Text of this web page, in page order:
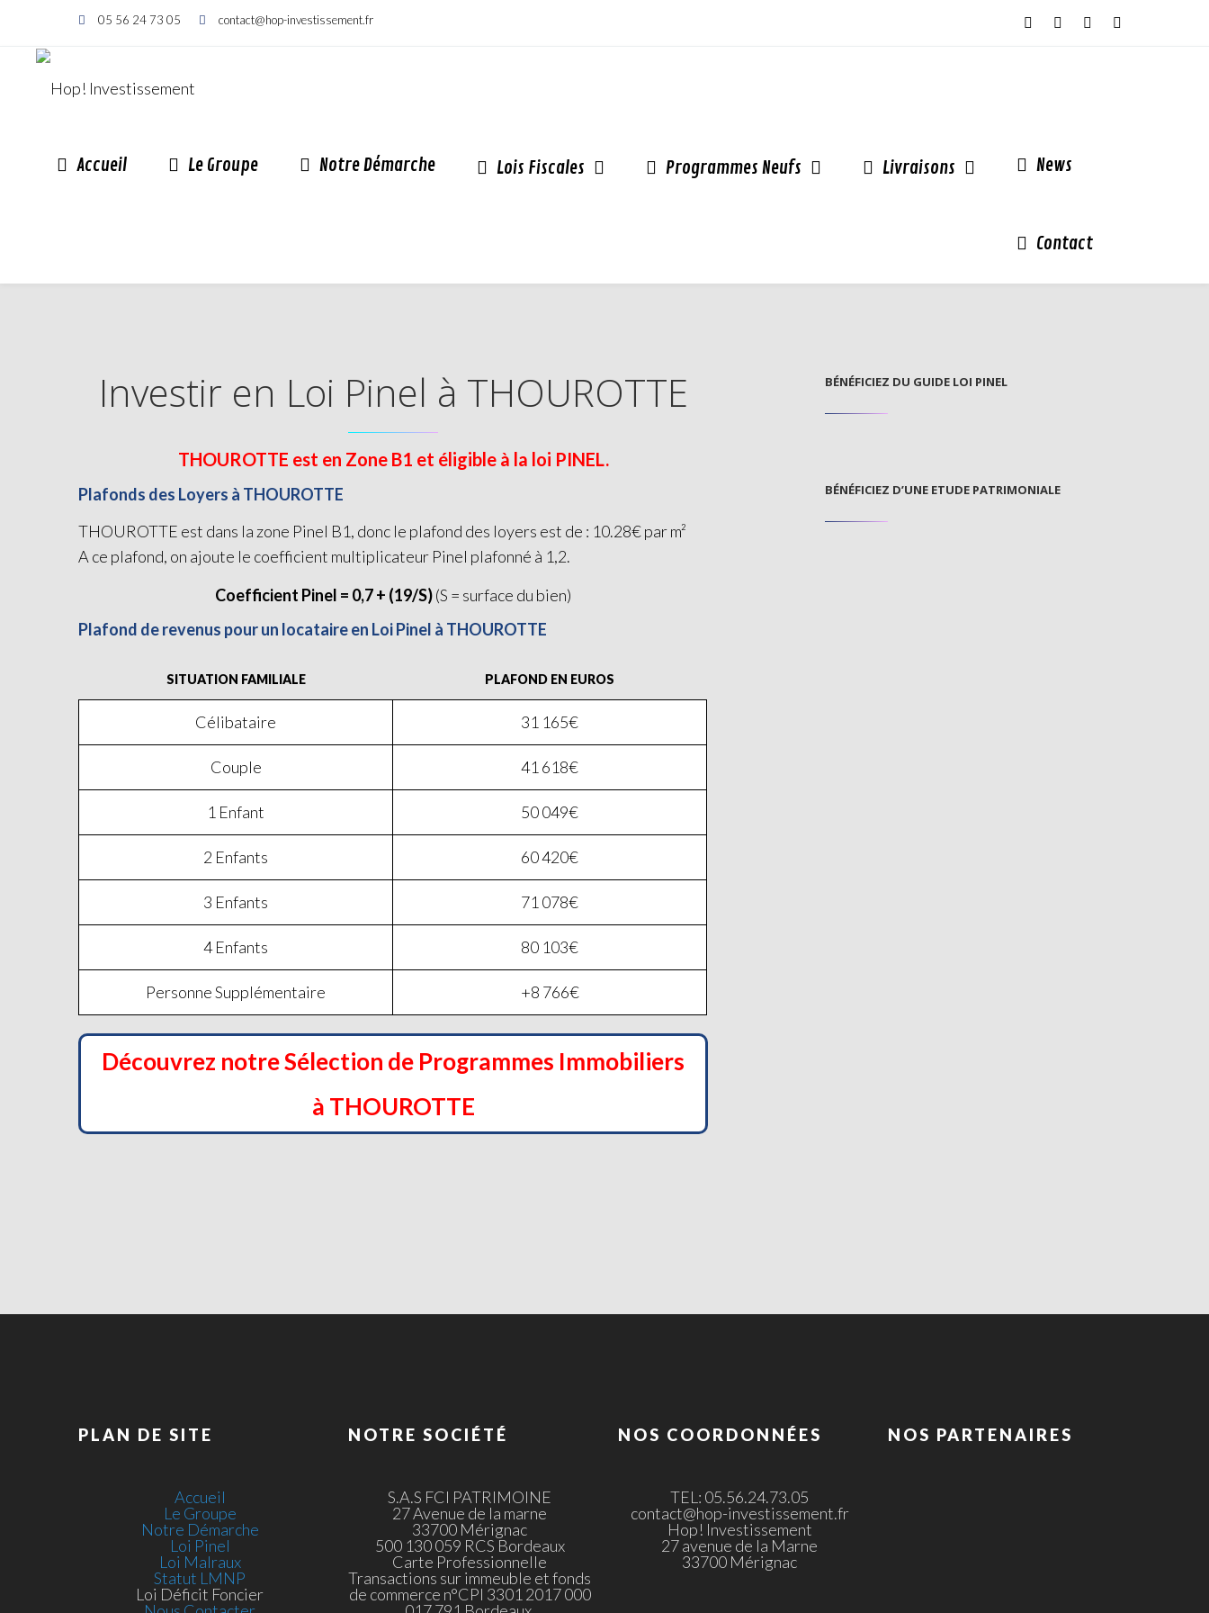
05 56 24 73 05 contact@hop-investissement.fr
Accueil Le Groupe Notre Démarche Lois Fiscales Programmes Neufs Livraisons News
Contact
Investir en Loi Pinel à THOUROTTE
THOUROTTE est en Zone B1 et éligible à la loi PINEL.
Plafonds des Loyers à THOUROTTE
THOUROTTE est dans la zone Pinel B1, donc le plafond des loyers est de : 10.28€ par m²
A ce plafond, on ajoute le coefficient multiplicateur Pinel plafonné à 1,2.
Coefficient Pinel = 0,7 + (19/S)(S = surface du bien)
Plafond de revenus pour un locataire en Loi Pinel à THOUROTTE
SITUATION FAMILIALE
Célibataire
Couple
1 Enfant
2 Enfants
3 Enfants
4 Enfants
Personne Supplémentaire
PLAFOND EN EUROS
31 165€
41 618€
50 049€
60 420€
71 078€
80 103€
+8 766€
Découvrez notre Sélection de Programmes Immobiliers
à THOUROTTE
BÉNÉFICIEZ DU GUIDE LOI PINEL
BÉNÉFICIEZ D’UNE ETUDE PATRIMONIALE
PLAN DE SITE
Accueil
Le Groupe
Notre Démarche
Loi Pinel
Loi Malraux
Statut LMNP
Loi Déficit Foncier
NOTRE SOCIÉTÉ
S.A.S FCI PATRIMOINE
27 Avenue de la marne
33700 Mérignac
500 130 059 RCS Bordeaux
Carte Professionnelle
Transactions sur immeuble et fonds
de commerce n°CPI 3301 2017 000
NOS COORDONNÉES
TEL: 05.56.24.73.05
contact@hop-investissement.fr
Hop! Investissement
27 avenue de la Marne
33700 Mérignac
NOS PARTENAIRES